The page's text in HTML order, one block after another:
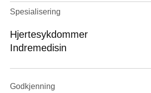
Spesialisering
Hjertesykdommer
Indremedisin
Godkjenning